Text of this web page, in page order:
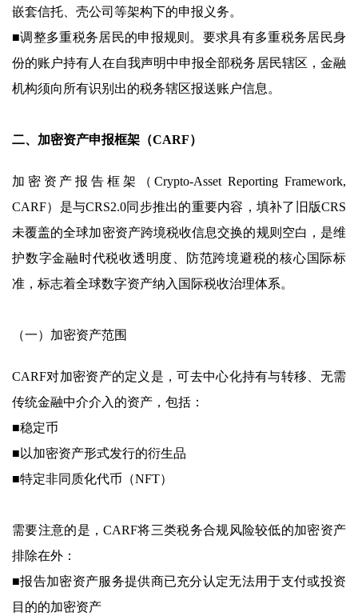
嵌套信托、壳公司等架构下的申报义务。
■调整多重税务居民的申报规则。要求具有多重税务居民身
份的账户持有人在自我声明中申报全部税务居民辖区，金融
机构须向所有识别出的税务辖区报送账户信息。
二、加密资产申报框架（CARF）
加密资产报告框架（Crypto-Asset Reporting Framework,
CARF）是与CRS2.0同步推出的重要内容，填补了旧版CRS
未覆盖的全球加密资产跨境税收信息交换的规则空白，是维
护数字金融时代税收透明度、防范跨境避税的核心国际标
准，标志着全球数字资产纳入国际税收治理体系。
（一）加密资产范围
CARF对加密资产的定义是，可去中心化持有与转移、无需
传统金融中介介入的资产，包括：
■稳定币
■以加密资产形式发行的衍生品
■特定非同质化代币（NFT）
需要注意的是，CARF将三类税务合规风险较低的加密资产
排除在外：
■报告加密资产服务提供商已充分认定无法用于支付或投资
目的的加密资产